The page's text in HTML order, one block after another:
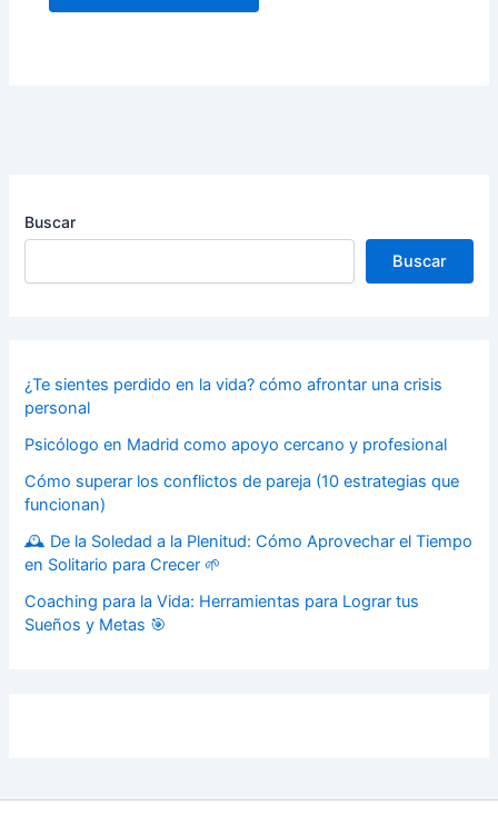
Buscar
Buscar
¿Te sientes perdido en la vida? cómo afrontar una crisis
personal
Psicólogo en Madrid como apoyo cercano y profesional
Cómo superar los conflictos de pareja (10 estrategias que
funcionan)
🕰️ De la Soledad a la Plenitud: Cómo Aprovechar el Tiempo
en Solitario para Crecer 🌱
Coaching para la Vida: Herramientas para Lograr tus
Sueños y Metas 🎯